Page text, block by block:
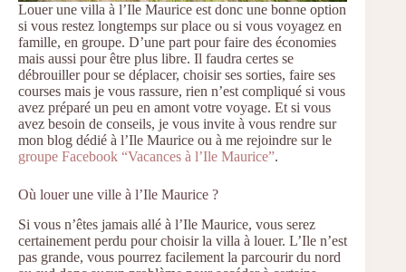
Louer une villa à l’Ile Maurice est donc une bonne option
si vous restez longtemps sur place ou si vous voyagez en
famille, en groupe. D’une part pour faire des économies
mais aussi pour être plus libre. Il faudra certes se
débrouiller pour se déplacer, choisir ses sorties, faire ses
courses mais je vous rassure, rien n’est compliqué si vous
avez préparé un peu en amont votre voyage. Et si vous
avez besoin de conseils, je vous invite à vous rendre sur
mon blog dédié à l’Ile Maurice ou à me rejoindre sur le
groupe Facebook “Vacances à l’Ile Maurice”.
Où louer une ville à l’Ile Maurice ?
Si vous n’êtes jamais allé à l’Ile Maurice, vous serez
certainement perdu pour choisir la villa à louer. L’Ile n’est
pas grande, vous pourrez facilement la parcourir du nord